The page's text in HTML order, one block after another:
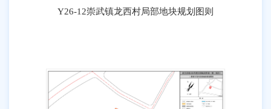
Y26-12崇武镇龙西村局部地块规划图则